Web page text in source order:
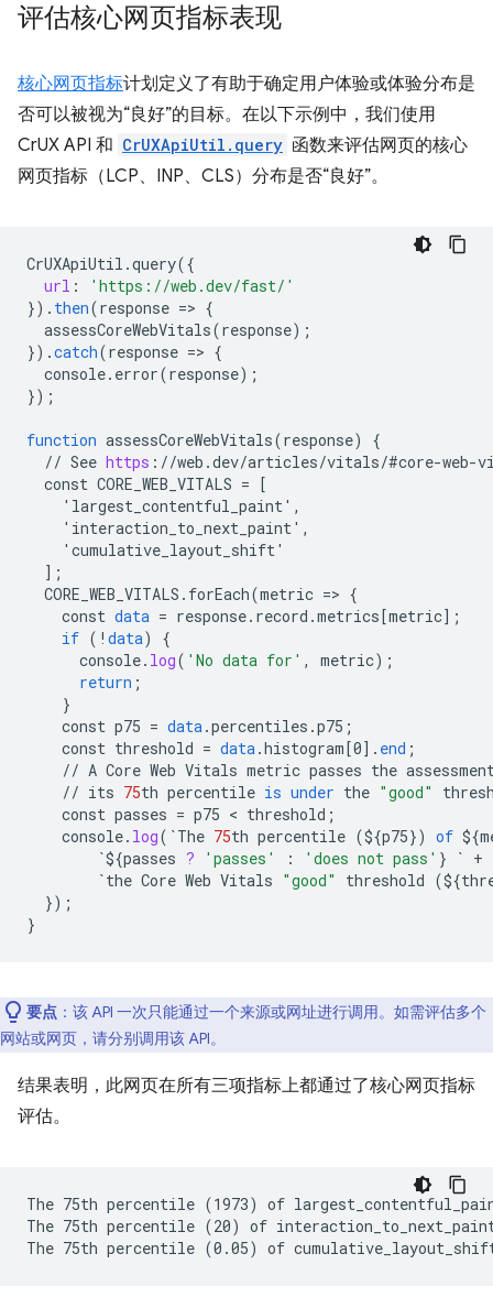
评估核心网页指标表现
核心网页指标计划定义了有助于确定用户体验或体验分布是
否可以被视为“良好”的目标。在以下示例中，我们使用
CrUX API 和 CrUXApiUtil.query 函数来评估网页的核心
网页指标（LCP、INP、CLS）分布是否“良好”。
CrUXApiUtil .query({
url :
'https://web.dev/fast/'
}). then(response => {
assessCoreWebVitals(response);
}).catch(response => {
console. error(response);
});
function assessCoreWebVitals(response)
{
// See https : //web .dev/articles/vitals/#core-web-
const CORE_WEB_VITALS = [
    'largest_contentful_paint',
    'interaction_to_next_paint',
    'cumulative_layout_shift'
] ;
CORE_WEB_VITALS . forEach(metric => {
const data = response. record .metrics[metric] ;
if ( ! data)
{
console. log( 'No data for' , metric);
return ;
}
const p75 = data.percentiles .p75 ;
const threshold = data.histogram[0] . end ;
// A Core Web Vitals metric passes the
// its 75th percentile is under the "good"
const passes = p75 < threshold ;
console. log( `The 75th percentile (${p75}) of ${
`${passes ? 'passes' : 'does not pass' } ` +
`the Core Web Vitals "good" threshold (${
});
}
要点 ：该 API 一次只能通过一个来源或网址进行调用。如需评估多个
网站或网页，请分别调用该 API。
结果表明，此网页在所有三项指标上都通过了核心网页指标
评估。
The 75th percentile (1973) of
The 75th percentile (20) of